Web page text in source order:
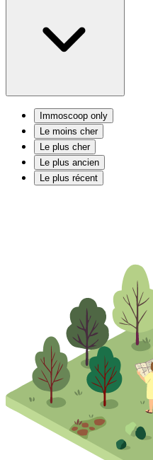
Immoscoop only
Le moins cher
Le plus cher
Le plus ancien
Le plus récent